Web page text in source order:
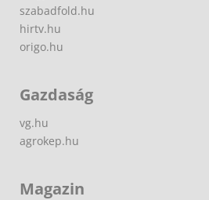
szabadfold.hu
hirtv.hu
origo.hu
Gazdaság
vg.hu
agrokep.hu
Magazin